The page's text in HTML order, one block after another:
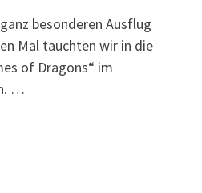
besonderen Ausflug
Mal tauchten wir in die
of Dragons“ im
…